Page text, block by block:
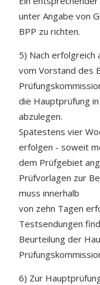
unter Angabe von
BPP zu richten.
5) Nach
vom Vorstand des
die Hauptprüfung
abzulegen.
Spätestens vier
erfolgen - soweit
dem Prüfgebiet
Prüfvorlagen zur
muss innerhalb
von zehn Tagen
Testsendungen
Beurteilung der
6) Zur